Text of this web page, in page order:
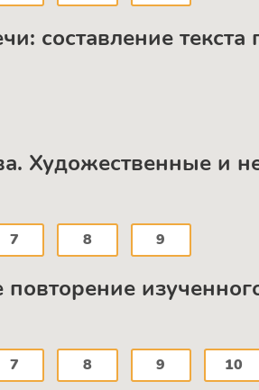
составление
Художественные и
7 8 9
7 8 9 10